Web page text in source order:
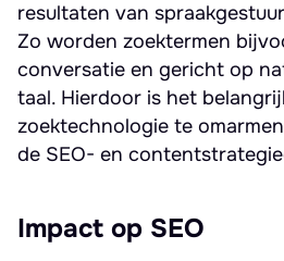
resultaten van
Zo worden zoektermen
conversatie en gericht op
taal. Hierdoor is het
zoektechnologie te
de SEO- en
Impact op SEO